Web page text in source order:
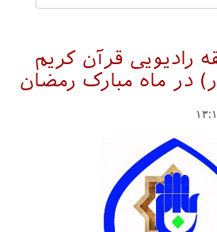
رادیویی قرآن کریم
در ماه مبارک رمضان